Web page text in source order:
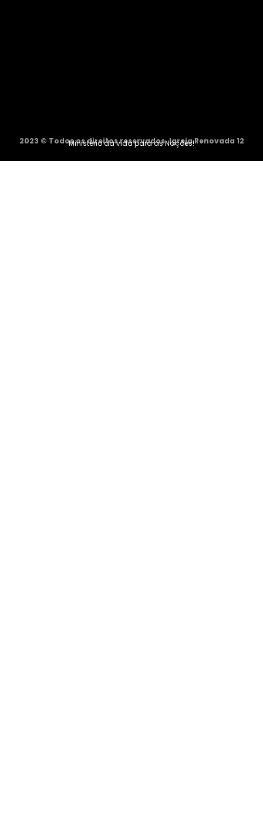
2023 © Todos os direitos reservados. Igreja Renovada 12
Ministério da vida para as Nações!